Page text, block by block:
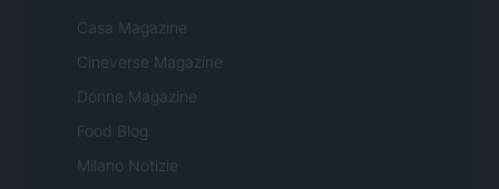
Casa Magazine
Cineverse Magazine
Donne Magazine
Food Blog
Milano Notizie